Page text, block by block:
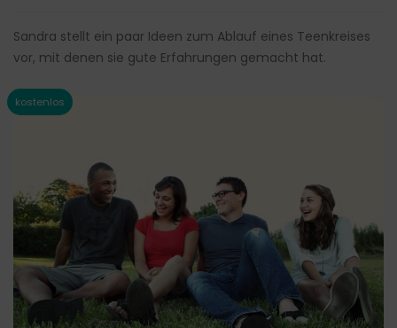
Sandra stellt ein paar Ideen zum Ablauf eines Teenkreises
vor, mit denen sie gute Erfahrungen gemacht hat.